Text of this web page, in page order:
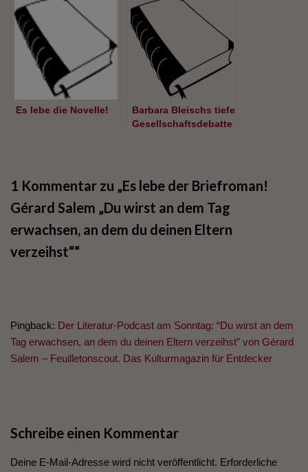
Chinesa”
erwachsen, an dem
du deinen Eltern
verzeihst“ von Gérard
Salem
Es lebe die Novelle!
Barbara Bleischs tiefe
Gesellschaftsdebatte
1 Kommentar zu „Es lebe der Briefroman!
Gérard Salem „Du wirst an dem Tag
erwachsen, an dem du deinen Eltern
verzeihst““
Pingback: Der Literatur-Podcast am Sonntag: “Du wirst an dem
Tag erwachsen, an dem du deinen Eltern verzeihst” von Gérard
Salem – Feuilletonscout. Das Kulturmagazin für Entdecker
Schreibe einen Kommentar
Deine E-Mail-Adresse wird nicht veröffentlicht. Erforderliche